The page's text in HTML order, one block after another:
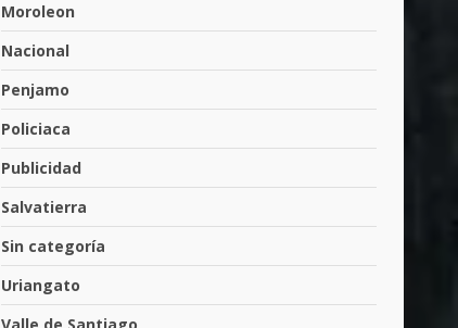
Moroleon
Nacional
Penjamo
Policiaca
Publicidad
Salvatierra
Sin categoría
Uriangato
5
6
31 de julio de 2026
7
Envía Gobierno de la Gente